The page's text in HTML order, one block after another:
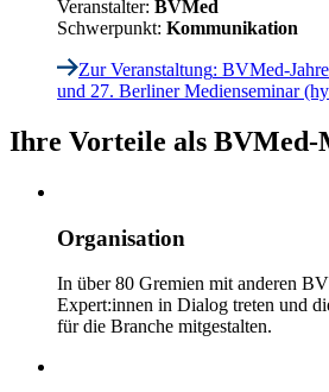
Veranstalter: BVMed
Schwerpunkt: Kommunikation
Zur Veranstaltung: BVMed-
und 27. Berliner Medienseminar
Ihre Vorteile als
Organisation
In über 80 Gremien mit anderen
Expert:innen in Dialog treten und
für die Branche mitgestalten.